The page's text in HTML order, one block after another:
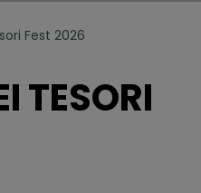
Fest 2026
TESORI